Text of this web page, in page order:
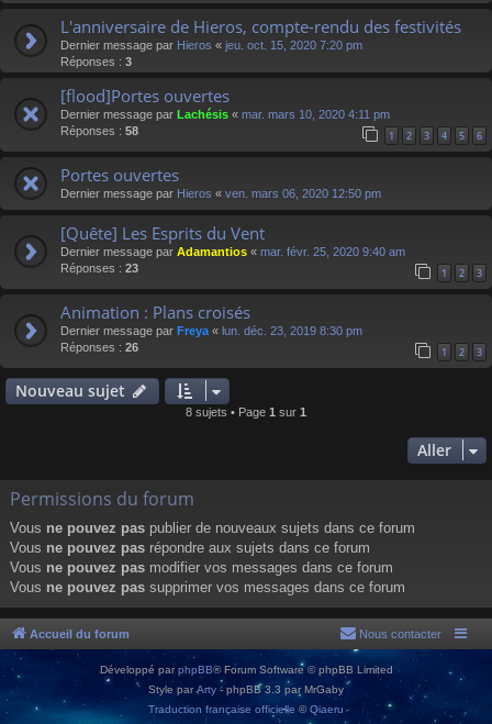
L'anniversaire de Hieros, compte-rendu des festivités
Dernier message par Hieros « jeu. oct. 15, 2020 7:20 pm
Réponses : 3
[flood]Portes ouvertes
Dernier message par Lachésis « mar. mars 10, 2020 4:11 pm
Réponses : 58 1 2 3 4 5 6
Portes ouvertes
Dernier message par Hieros « ven. mars 06, 2020 12:50 pm
[Quête] Les Esprits du Vent
Dernier message par Adamantios « mar. févr. 25, 2020 9:40 am
Réponses : 23 1 2 3
Animation : Plans croisés
Dernier message par Freya « lun. déc. 23, 2019 8:30 pm
Réponses : 26 1 2 3
Nouveau sujet
8 sujets • Page 1 sur 1
Aller
Permissions du forum
Vous ne pouvez pas publier de nouveaux sujets dans ce forum
Vous ne pouvez pas répondre aux sujets dans ce forum
Vous ne pouvez pas modifier vos messages dans ce forum
Vous ne pouvez pas supprimer vos messages dans ce forum
Accueil du forum Nous contacter
Développé par phpBB® Forum Software © phpBB Limited
Style parArty - phpBB 3.3 par MrGaby
Traduction française officielle ©Qiaeru